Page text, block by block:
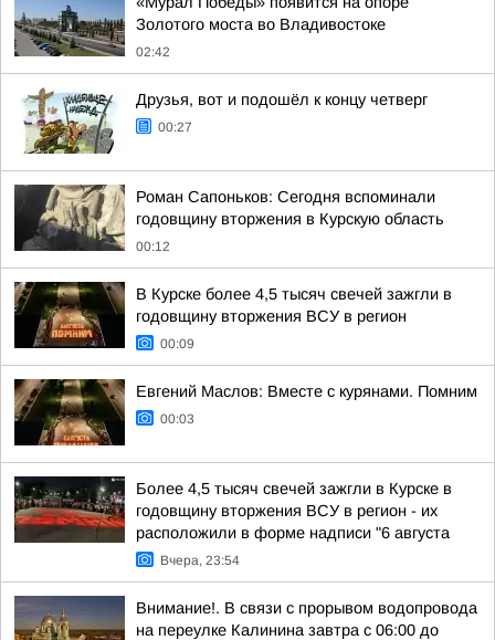
Золотого моста во Владивостоке
02:42
Друзья, вот и подошёл к концу четверг
00:27
Роман Сапоньков: Сегодня вспоминали
годовщину вторжения в Курскую область
00:12
В Курске более 4,5 тысяч свечей зажгли в
годовщину вторжения ВСУ в регион
00:09
Евгений Маслов: Вместе с курянами. Помним
00:03
Более 4,5 тысяч свечей зажгли в Курске в
годовщину вторжения ВСУ в регион - их
расположили в форме надписи "6 августа
Вчера, 23:54
Внимание!. В связи с прорывом водопровода
на переулке Калинина завтра с 06:00 до